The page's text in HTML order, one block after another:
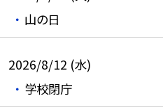
山の日
2026/8/12 (水)
学校閉庁